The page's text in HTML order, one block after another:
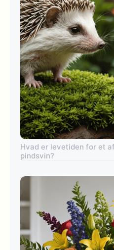
Hvad er levetiden for et
pindsvin?